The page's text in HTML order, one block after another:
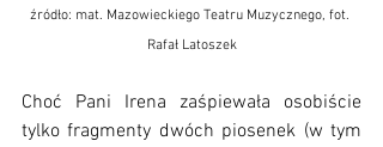
źródło: mat. Mazowieckiego Teatru Muzycznego, fot.
Rafał Latoszek
Choć Pani Irena zaśpiewała osobiście
tylko fragmenty dwóch piosenek (w tym